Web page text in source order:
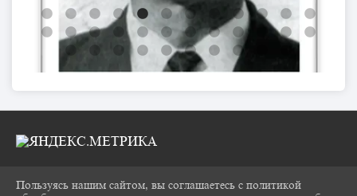
2026 Г. CHUKOVKA17.RU
Пользуясь нашим сайтом, вы соглашаетесь с политикой